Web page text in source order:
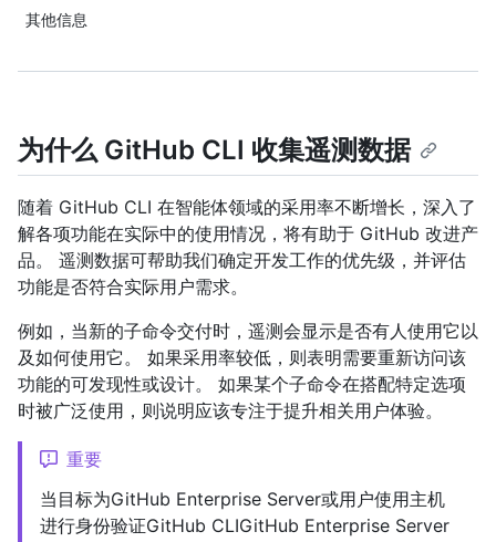
其他信息
为什么 GitHub CLI 收集遥测数据
随着 GitHub CLI 在智能体领域的采用率不断增长，深入了
解各项功能在实际中的使用情况，将有助于 GitHub 改进产
品。 遥测数据可帮助我们确定开发工作的优先级，并评估
功能是否符合实际用户需求。
例如，当新的子命令交付时，遥测会显示是否有人使用它以
及如何使用它。 如果采用率较低，则表明需要重新访问该
功能的可发现性或设计。 如果某个子命令在搭配特定选项
时被广泛使用，则说明应该专注于提升相关用户体验。
重要
当目标为GitHub Enterprise Server或用户使用主机
进行身份验证GitHub CLIGitHub Enterprise Server